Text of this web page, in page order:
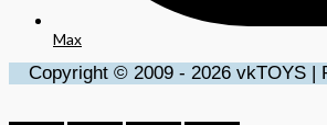
Max
Copyright © 2009 - 2026 vkTOYS |